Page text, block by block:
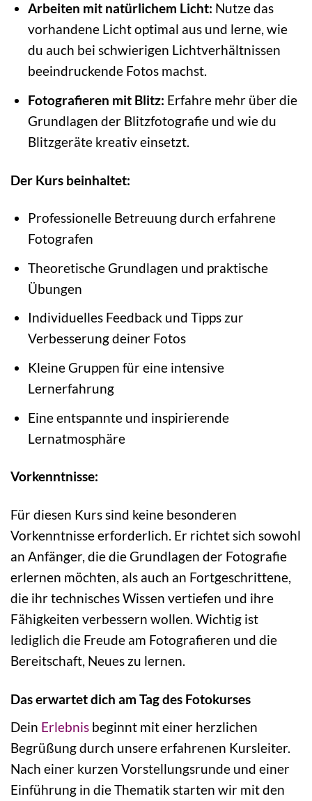
Arbeiten mit natürlichem Licht: Nutze das
vorhandene Licht optimal aus und lerne, wie
du auch bei schwierigen Lichtverhältnissen
beeindruckende Fotos machst.
Fotografieren mit Blitz: Erfahre mehr über die
Grundlagen der Blitzfotografie und wie du
Blitzgeräte kreativ einsetzt.
Der Kurs beinhaltet:
Professionelle Betreuung durch erfahrene
Fotografen
Theoretische Grundlagen und praktische
Übungen
Individuelles Feedback und Tipps zur
Verbesserung deiner Fotos
Kleine Gruppen für eine intensive
Lernerfahrung
Eine entspannte und inspirierende
Lernatmosphäre
Vorkenntnisse:
Für diesen Kurs sind keine besonderen
Vorkenntnisse erforderlich. Er richtet sich sowohl
an Anfänger, die die Grundlagen der Fotografie
erlernen möchten, als auch an Fortgeschrittene,
die ihr technisches Wissen vertiefen und ihre
Fähigkeiten verbessern wollen. Wichtig ist
lediglich die Freude am Fotografieren und die
Bereitschaft, Neues zu lernen.
Das erwartet dich am Tag des Fotokurses
Dein Erlebnis beginnt mit einer herzlichen
Begrüßung durch unsere erfahrenen Kursleiter.
Nach einer kurzen Vorstellungsrunde und einer
Einführung in die Thematik starten wir mit den